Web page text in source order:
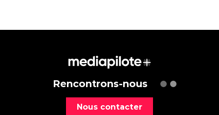
Rencontrons-nous
Nous contacter